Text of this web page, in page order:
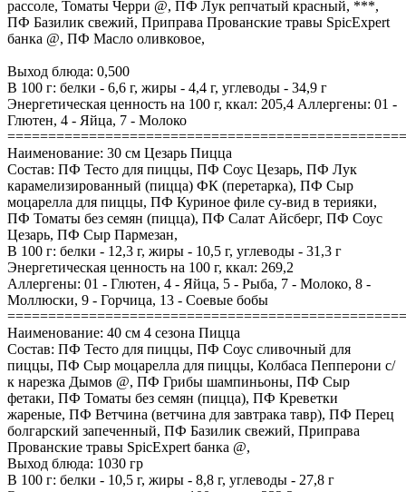
рассоле, Томаты Черри @, ПФ Лук репчатый красный, ***,
ПФ Базилик свежий, Приправа Прованские травы SpicExpert
банка @, ПФ Масло оливковое,
Выход блюда: 0,500
В 100 г: белки - 6,6 г, жиры - 4,4 г, углеводы - 34,9 г
Энергетическая ценность на 100 г, ккал: 205,4 Аллергены: 01 -
Глютен, 4 - Яйца, 7 - Молоко
Наименование: 30 см Цезарь Пицца
Состав: ПФ Тесто для пиццы, ПФ Соус Цезарь, ПФ Лук
карамелизированный (пицца) ФК (перетарка), ПФ Сыр
моцарелла для пиццы, ПФ Куриное филе су-вид в терияки,
ПФ Томаты без семян (пицца), ПФ Салат Айсберг, ПФ Соус
Цезарь, ПФ Сыр Пармезан,
В 100 г: белки - 12,3 г, жиры - 10,5 г, углеводы - 31,3 г
Энергетическая ценность на 100 г, ккал: 269,2
Аллергены: 01 - Глютен, 4 - Яйца, 5 - Рыба, 7 - Молоко, 8 -
Моллюски, 9 - Горчица, 13 - Соевые бобы
Наименование: 40 см 4 сезона Пицца
Состав: ПФ Тесто для пиццы, ПФ Соус сливочный для
пиццы, ПФ Сыр моцарелла для пиццы, Колбаса Пепперони с/
к нарезка Дымов @, ПФ Грибы шампиньоны, ПФ Сыр
фетаки, ПФ Томаты без семян (пицца), ПФ Креветки
жареные, ПФ Ветчина (ветчина для завтрака тавр), ПФ Перец
болгарский запеченный, ПФ Базилик свежий, Приправа
Прованские травы SpicExpert банка @,
Выход блюда: 1030 гр
В 100 г: белки - 10,5 г, жиры - 8,8 г, углеводы - 27,8 г